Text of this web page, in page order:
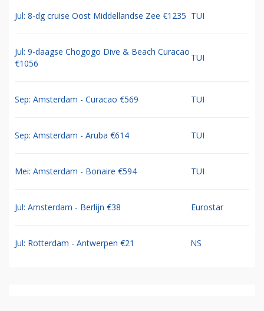
Jul: 8-dg cruise Oost Middellandse Zee €1235 TUI
Jul: 9-daagse Chogogo Dive & Beach Curacao
€1056
TUI
Sep: Amsterdam - Curacao €569 TUI
Sep: Amsterdam - Aruba €614 TUI
Mei: Amsterdam - Bonaire €594 TUI
Jul: Amsterdam - Berlijn €38 Eurostar
Jul: Rotterdam - Antwerpen €21 NS